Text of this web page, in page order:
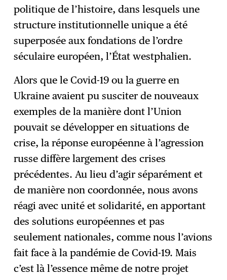
politique de l’histoire, dans lesquels une
structure institutionnelle unique a été
superposée aux fondations de l’ordre
séculaire européen, l’État westphalien.
Alors que le Covid-19 ou la guerre en
Ukraine avaient pu susciter de nouveaux
exemples de la manière dont l’Union
pouvait se développer en situations de
crise, la réponse européenne à l’agression
russe diffère largement des crises
précédentes. Au lieu d’agir séparément et
de manière non coordonnée, nous avons
réagi avec unité et solidarité, en apportant
des solutions européennes et pas
seulement nationales, comme nous l’avions
fait face à la pandémie de Covid-19. Mais
c’est là l’essence même de notre projet